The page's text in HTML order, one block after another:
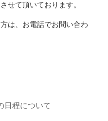
せて頂いております。
は、お電話でお問い合わ
日程について